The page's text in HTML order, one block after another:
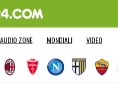
AUDIO ZONE MONDIALI VIDEO